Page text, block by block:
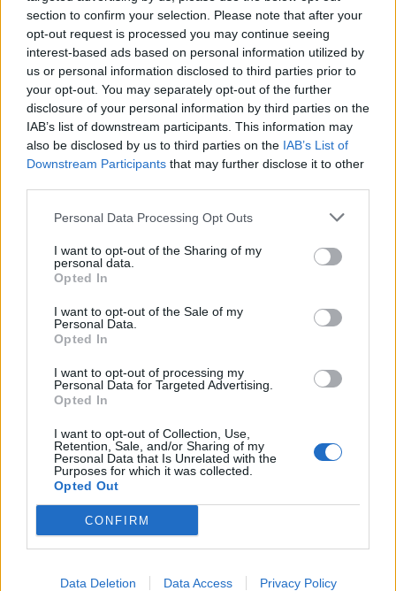
section to confirm your selection. Please note that after your
opt-out request is processed you may continue seeing
interest-based ads based on personal information utilized by
us or personal information disclosed to third parties prior to
your opt-out. You may separately opt-out of the further
disclosure of your personal information by third parties on the
IAB’s list of downstream participants. This information may
also be disclosed by us to third parties on the IAB’s List of
Downstream Participants that may further disclose it to other
Personal Data Processing Opt Outs
I want to opt-out of the Sharing of my
personal data.
Opted In
I want to opt-out of the Sale of my
Personal Data.
Opted In
I want to opt-out of processing my
Personal Data for Targeted Advertising.
Opted In
I want to opt-out of Collection, Use,
Retention, Sale, and/or Sharing of my
Personal Data that Is Unrelated with the
Purposes for which it was collected.
Opted Out
CONFIRM
Data Deletion Data Access Privacy Policy
Την προσπάθειά μας μπορούν να ενισχύσουν οι
συμπολίτες μας προσφέροντας αίμα και
οποιαδήποτε άλλη ημέρα στο Σισμανόγλειο
Νοσοκομείο δηλώνοντας πως η προσφορά τους
γίνεται για την τράπεζα αίματος του Δήμου μας.
Κατά την προσέλευση στο χώρο της αιμοδοσίας θα
πρέπει να έχουμε μαζί μας τον ΑΜΚΑ.
ΑΙΜΟΔΟΣΙΑ